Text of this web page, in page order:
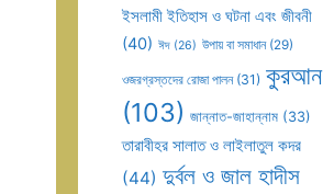
ইসলামী ইতিহাস ও ঘটনা এবং জীবনী
(40) ঈদ (26) উপায় বা সমাধান(29)
ওজরগ্রস্তদের রোজা পালন(31) কুরআন
(103) জান্নাত-জাহান্নাম (33)
তারাবীহর সালাত ও লাইলাতুল কদর
(44) দুর্বল ও জাল হাদীস